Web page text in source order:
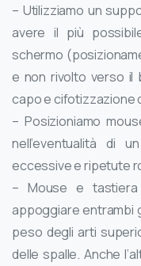
– Utilizziamo un
avere il più
schermo
e non rivolto verso il
capo e cifotizzazione
– Posizioniamo
nell’eventualità di
eccessive e ripetute
– Mouse e
appoggiare entrambi
peso degli arti
delle spalle. Anche